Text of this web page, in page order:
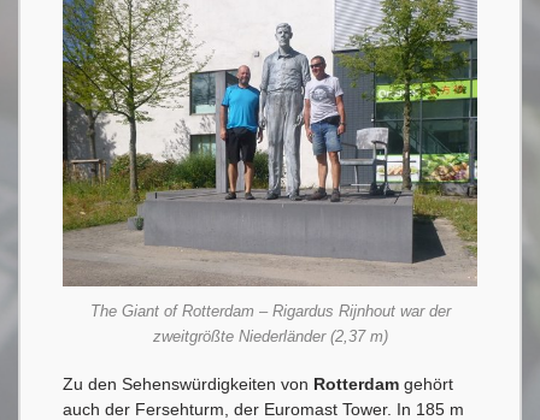
The Giant of Rotterdam – Rigardus Rijnhout war der
zweitgrößte Niederländer (2,37 m)
Zu den Sehenswürdigkeiten von Rotterdam gehört
auch der Fersehturm, der Euromast Tower. In 185 m